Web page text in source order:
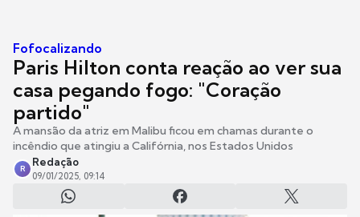
Fofocalizando
Paris Hilton conta reação ao ver sua
casa pegando fogo: "Coração
partido"
A mansão da atriz em Malibu ficou em chamas durante o
incêndio que atingiu a Califórnia, nos Estados Unidos
R
Redação
09/01/2025, 09:14